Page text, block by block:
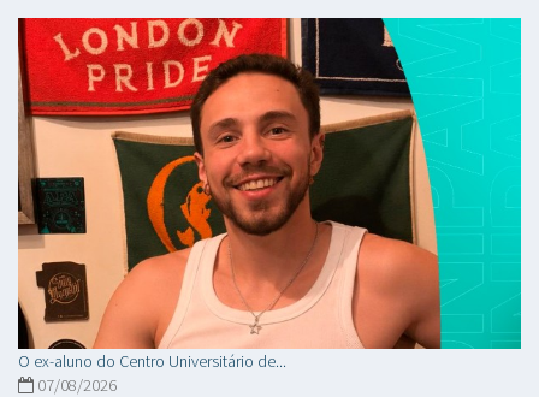
O ex-aluno do Centro Universitário de...
07/08/2026